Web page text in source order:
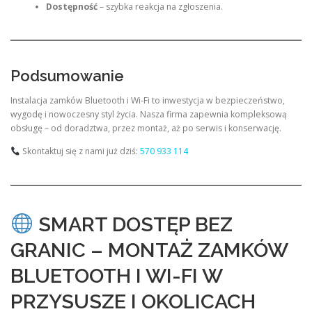
Dostępność– szybka reakcja na zgłoszenia.
Podsumowanie
Instalacja zamków Bluetooth i Wi-Fi to inwestycja w bezpieczeństwo,
wygodę i nowoczesny styl życia. Nasza firma zapewnia kompleksową
obsługę – od doradztwa, przez montaż, aż po serwis i konserwację.
Skontaktuj się z nami już dziś: 570 933 114
SMART DOSTĘP BEZ
GRANIC – MONTAŻ ZAMKÓW
BLUETOOTH I WI-FI W
PRZYSUSZE I OKOLICACH